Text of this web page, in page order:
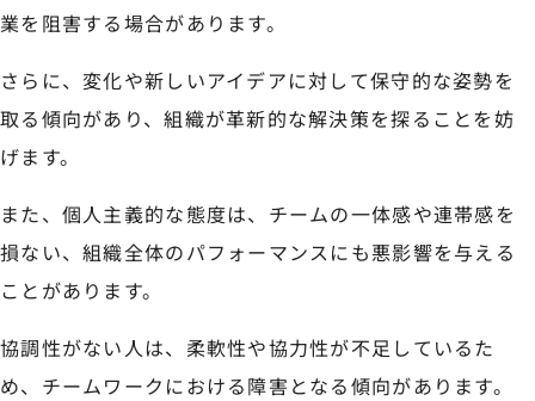
業を阻害する場合があります。
さらに、変化や新しいアイデアに対して保守的な姿勢を
取る傾向があり、組織が革新的な解決策を探ることを妨
げます。
また、個人主義的な態度は、チームの一体感や連帯感を
損ない、組織全体のパフォーマンスにも悪影響を与える
ことがあります。
協調性がない人は、柔軟性や協力性が不足しているた
め、チームワークにおける障害となる傾向があります。